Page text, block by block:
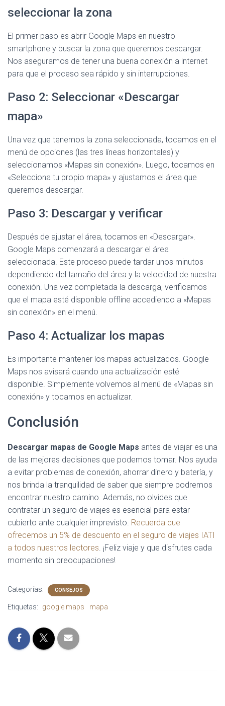
seleccionar la zona
El primer paso es abrir Google Maps en nuestro
smartphone y buscar la zona que queremos descargar.
Nos aseguramos de tener una buena conexión a internet
para que el proceso sea rápido y sin interrupciones.
Paso 2: Seleccionar «Descargar
mapa»
Una vez que tenemos la zona seleccionada, tocamos en el
menú de opciones (las tres líneas horizontales) y
seleccionamos «Mapas sin conexión». Luego, tocamos en
«Selecciona tu propio mapa» y ajustamos el área que
queremos descargar.
Paso 3: Descargar y verificar
Después de ajustar el área, tocamos en «Descargar».
Google Maps comenzará a descargar el área
seleccionada. Este proceso puede tardar unos minutos
dependiendo del tamaño del área y la velocidad de nuestra
conexión. Una vez completada la descarga, verificamos
que el mapa esté disponible offline accediendo a «Mapas
sin conexión» en el menú.
Paso 4: Actualizar los mapas
Es importante mantener los mapas actualizados. Google
Maps nos avisará cuando una actualización esté
disponible. Simplemente volvemos al menú de «Mapas sin
conexión» y tocamos en actualizar.
Conclusión
Descargar mapas de Google Maps antes de viajar es una
de las mejores decisiones que podemos tomar. Nos ayuda
a evitar problemas de conexión, ahorrar dinero y batería, y
nos brinda la tranquilidad de saber que siempre podremos
encontrar nuestro camino. Además, no olvides que
contratar un seguro de viajes es esencial para estar
cubierto ante cualquier imprevisto. Recuerda que
ofrecemos un 5% de descuento en el seguro de viajes IATI
a todos nuestros lectores. ¡Feliz viaje y que disfrutes cada
momento sin preocupaciones!
Categorías: CONSEJOS
Etiquetas: google maps mapa